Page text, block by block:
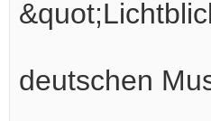
deutschen